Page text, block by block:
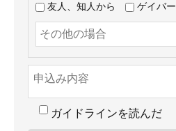
友人、知人から
ゲイバー
ガイドラインを読んだ